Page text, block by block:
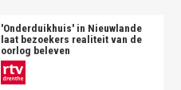
'Onderduikhuis' in Nieuwlande
laat bezoekers realiteit van de
oorlog beleven